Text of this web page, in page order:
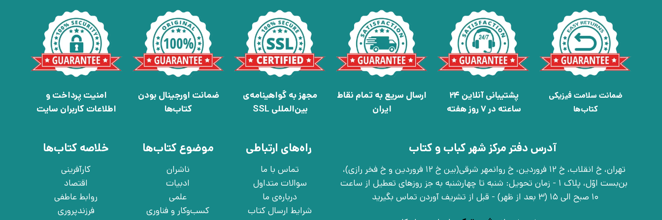
ضمانت سلامت فیزیکی
کتاب‌ها
پشتیبانی آنلاین 24
ساعته در 7 روز هفته
ارسال سریع به تمام نقاط
ایران
مجهز به گواهینامه‌ی
بین‌المللی SSL
ضمانت اورجینال بودن
کتاب‌ها
امنیت پرداخت و
اطلاعات کاربران سایت
آدرس دفتر مرکز شهر کباب و کتاب
تهران، خ انقلاب، خ 12 فروردین، خ روانمهر شرقی(بین خ 12 فروردین و خ فخر رازی)،
بن‌بست اوّل، پلاک 1 - زمان تحویل: شنبه تا چهارشنبه به جز روزهای تعطیل از ساعت
10 صبح الی 15 (3 بعد از ظهر) - قبل از تشریف آوردن تماس بگیرید
راه‌های ارتباطی
تماس با ما
سوالات متداول
درباره‌ی ما
شرایط ارسال کتاب
موضوع کتاب‌ها
ناشران
ادبیات
علمی
کسب‌وکار و فناوری
خلاصه کتاب‌ها
کارآفرینی
اقتصاد
روابط عاطفی
فرزندپروری